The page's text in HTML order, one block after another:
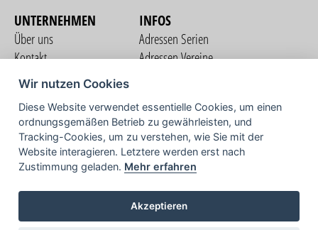
UNTERNEHMEN
Über uns
Kontakt
Nutzungsbedingungen
Datenschutzerklärung
Impressum
INFOS
Adressen Serien
Adressen Vereine
COMMUNITY
TV
Wir nutzen Cookies
Diese Website verwendet essentielle Cookies, um einen
ordnungsgemäßen Betrieb zu gewährleisten, und
Tracking-Cookies, um zu verstehen, wie Sie mit der
Website interagieren. Letztere werden erst nach
Zustimmung geladen. Mehr erfahren
Akzeptieren